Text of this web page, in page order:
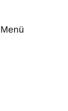
Menü